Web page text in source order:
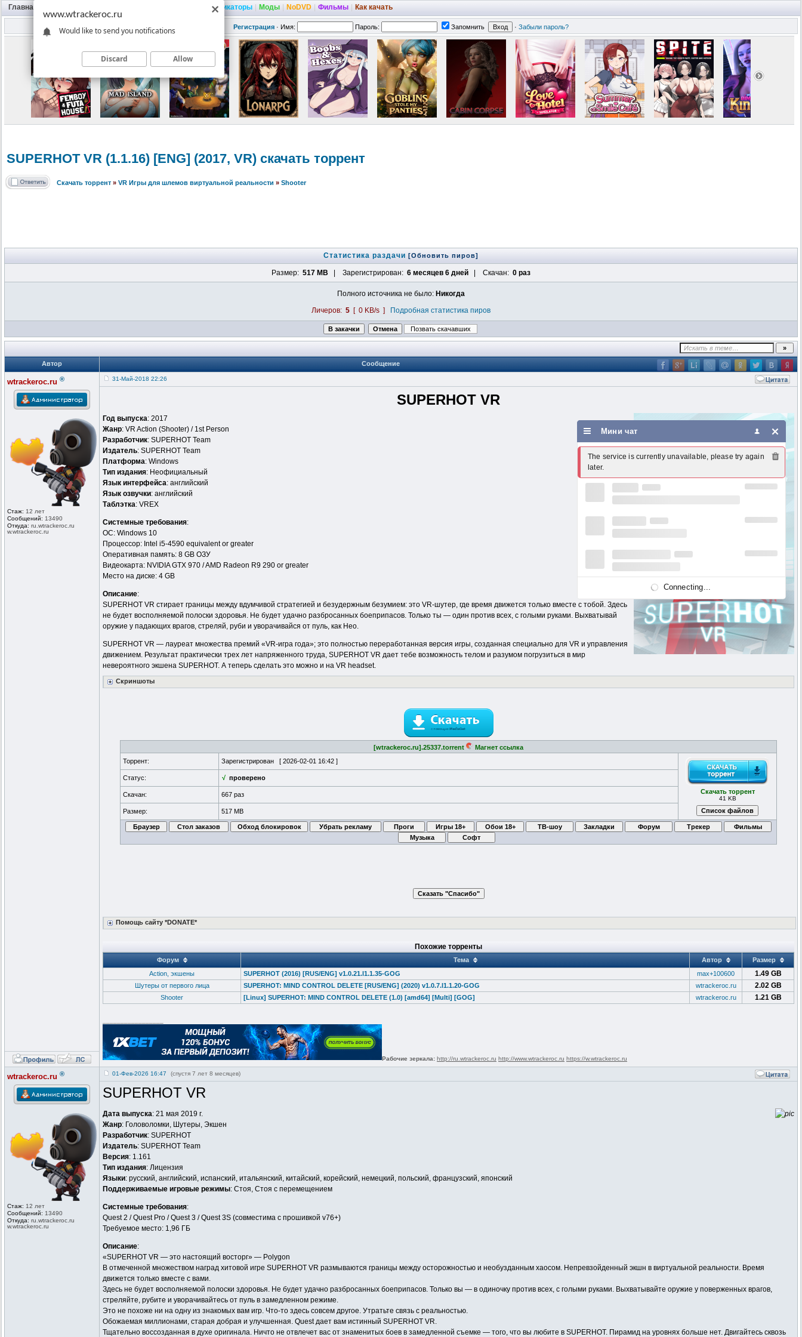
Главная Русификаторы Моды NoDVD Фильмы Как качать
Регистрация · Имя: Пароль: Запомнить · Забыли пароль?
SUPERHOT VR (1.1.16) [ENG] (2017, VR) скачать торрент
Скачать торрент » VR Игры для шлемов виртуальной реальности » Shooter
Статистика раздачи [Обновить пиров]
Размер: 517 MB | Зарегистрирован: 6 месяцев 6 дней | Скачан: 0 раз
Полного источника не было: Никогда
Личеров: 5 [ 0 KB/s ] Подробная статистика пиров
Автор Сообщение
wtrackeroc.ru ®
Стаж: 12 лет
Сообщений: 13490
Откуда: ru.wtrackeroc.ru
w.wtrackeroc .ru
31-Май-2018 22:26
SUPERHOT VR
Год выпуска: 2017
Жанр: VR Action (Shooter) / 1st Person
Разработчик: SUPERHOT Team
Издатель: SUPERHOT Team
Платформа: Windows
Тип издания: Неофициальный
Язык интерфейса: английский
Язык озвучки: английский
Таблэтка: VREX
Системные требования:
ОС: Windows 10
Процессор: Intel i5-4590 equivalent or greater
Оперативная память: 8 GB ОЗУ
Видеокарта: NVIDIA GTX 970 / AMD Radeon R9 290 or greater
Место на диске: 4 GB
Описание:
SUPERHOT VR стирает границы между вдумчивой стратегией и безудержным безумием: это VR-шутер, где время движется только вместе с тобой. Здесь
не будет восполняемой полоски здоровья. Не будет удачно разбросанных боеприпасов. Только ты — один против всех, с голыми руками. Выхватывай
оружие у падающих врагов, стреляй, руби и уворачивайся от пуль, как Нео.
SUPERHOT VR — лауреат множества премий «VR-игра года»; это полностью переработанная версия игры, созданная специально для VR и управления
движением. Результат практически трех лет напряженного труда, SUPERHOT VR дает тебе возможность телом и разумом погрузиться в мир
невероятного экшена SUPERHOT. А теперь сделать это можно и на VR headset.
Скриншоты
[wtrackeroc.ru].25337.torrent
Магнет ссылка
Торрент:
Зарегистрирован [ 2026-02-01 16:42 ]
Скачать торрент
41 KB
Статус: √ проверено
Скачан: 667 раз
Размер: 517 MB
Помощь сайту *DONATE*
Похожие торренты
Форум Тема Автор
Размер
Action, экшены
SUPERHOT (2016) [RUS/ENG] v1.0.21.l1.1.35-GOG max+100600 1.49 GB
Шутеры от первого лица SUPERHOT: MIND CONTROL DELETE [RUS/ENG] (2020) v1.0.7.l1.1.20-GOG wtrackeroc.ru 2.02 GB
Shooter [Linux] SUPERHOT: MIND CONTROL DELETE (1.0) [amd64] [Multi] [GOG] wtrackeroc.ru 1.21 GB
Рабочие зеркала: http://ru.wtrackeroc.ru http://www.wtrackeroc.ru https://w.wtrackeroc.ru
wtrackeroc.ru ®
Стаж: 12 лет
Сообщений: 13490
Откуда: ru.wtrackeroc.ru
w.wtrackeroc .ru
01-Фев-2026 16:47 (спустя 7 лет 8 месяцев)
SUPERHOT VR
Дата выпуска: 21 мая 2019 г.
Жанр: Головоломки, Шутеры, Экшен
Разработчик: SUPERHOT
Издатель: SUPERHOT Team
Версия: 1.161
Тип издания: Лицензия
Языки: русский, английский, испанский, итальянский, китайский, корейский, немецкий, польский, французский, японский
Поддерживаемые игровые режимы: Стоя, Стоя с перемещением
Системные требования:
Quest 2 / Quest Pro / Quest 3 / Quest 3S (совместима с прошивкой v76+)
Требуемое место: 1,96 ГБ
Описание:
«SUPERHOT VR — это настоящий восторг» — Polygon
В отмеченной множеством наград хитовой игре SUPERHOT VR размываются границы между осторожностью и необузданным хаосом. Непревзойденный экшн в виртуальной реальности. Время
движется только вместе с вами.
Здесь не будет восполняемой полоски здоровья. Не будет удачно разбросанных боеприпасов. Только вы — в одиночку против всех, с голыми руками. Выхватывайте оружие у поверженных врагов,
стреляйте, рубите и уворачивайтесь от пуль в замедленном режиме.
Это не похоже ни на одну из знакомых вам игр. Что-то здесь совсем другое. Утратьте связь с реальностью.
Обожаемая миллионами, старая добрая и улучшенная. Quest дает вам истинный SUPERHOT VR.
Тщательно воссозданная в духе оригинала. Ничто не отвлечет вас от знаменитых боев в замедленной съемке — того, что вы любите в SUPERHOT. Пирамид на уровнях больше нет. Двигайтесь сквозь
Мини чат
The service is currently unavailable, please try again
later.
Connecting...
www.wtrackeroc.ru
Would like to send you notifications
Discard Allow